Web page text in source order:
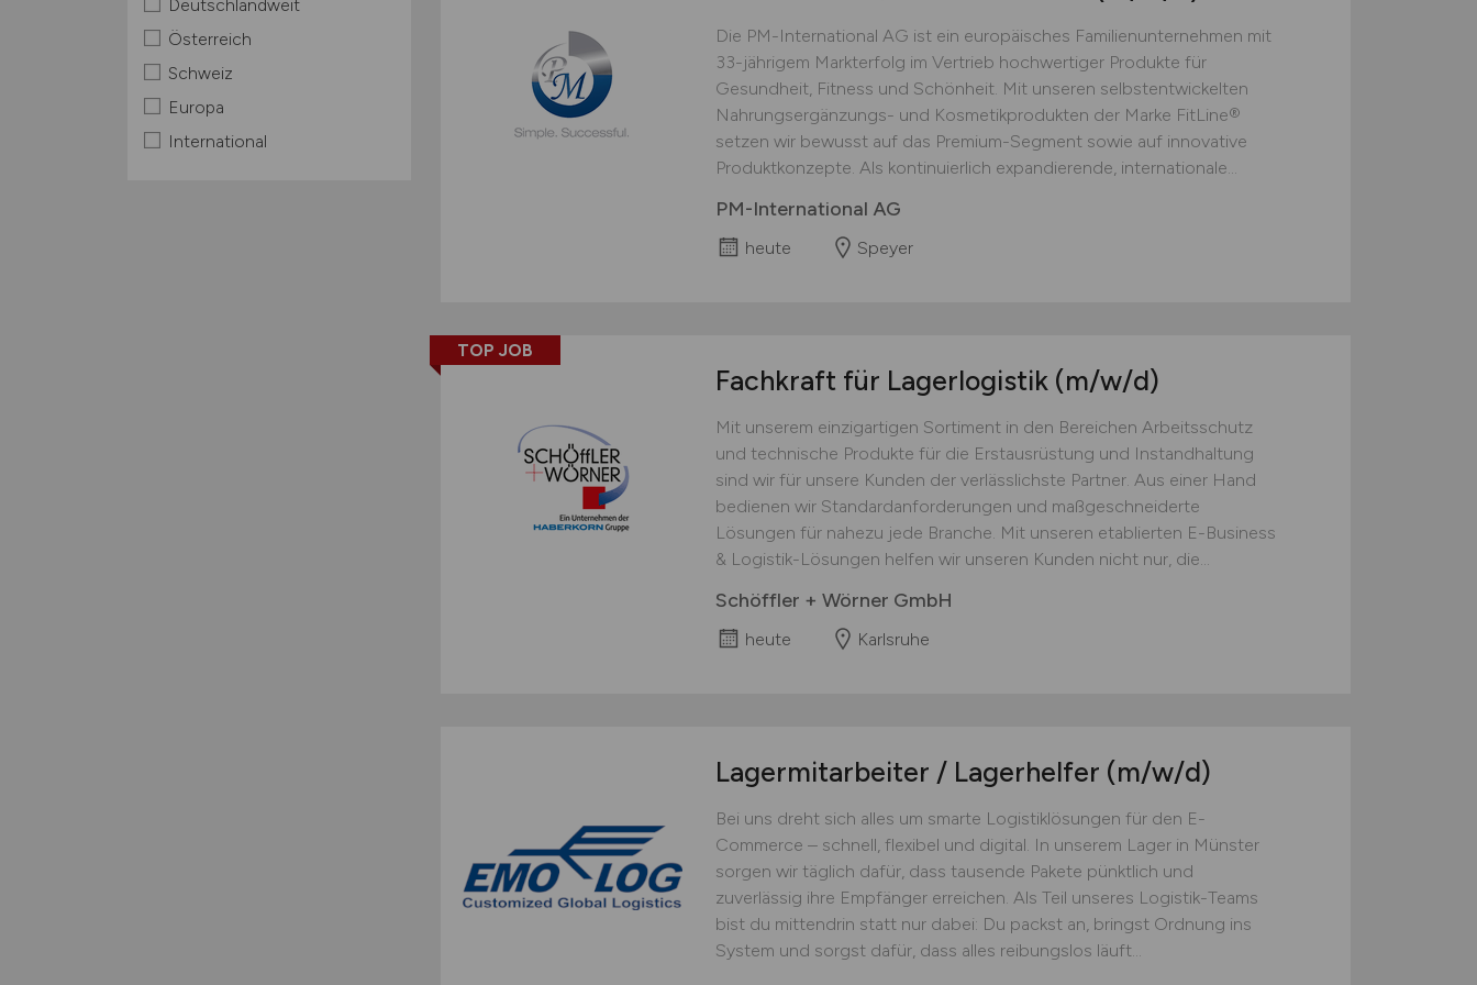
Deutschlandweit
Österreich
Schweiz
Europa
International
Die PM-International AG ist ein europäisches Familienunternehmen mit
33-jährigem Markterfolg im Vertrieb hochwertiger Produkte für
Gesundheit, Fitness und Schönheit. Mit unseren selbstentwickelten
Nahrungsergänzungs- und Kosmetikprodukten der Marke FitLine®
setzen wir bewusst auf das Premium-Segment sowie auf innovative
Produktkonzepte. Als kontinuierlich expandierende, internationale...
PM-International AG
heute Speyer
TOP JOB
Fachkraft für Lagerlogistik (m/w/d)
Mit unserem einzigartigen Sortiment in den Bereichen Arbeitsschutz
und technische Produkte für die Erstausrüstung und Instandhaltung
sind wir für unsere Kunden der verlässlichste Partner. Aus einer Hand
bedienen wir Standardanforderungen und maßgeschneiderte
Lösungen für nahezu jede Branche. Mit unseren etablierten E-Business
& Logistik-Lösungen helfen wir unseren Kunden nicht nur, die...
Schöffler + Wörner GmbH
heute Karlsruhe
Lagermitarbeiter / Lagerhelfer (m/w/d)
Bei uns dreht sich alles um smarte Logistiklösungen für den E-
Commerce – schnell, flexibel und digital. In unserem Lager in Münster
sorgen wir täglich dafür, dass tausende Pakete pünktlich und
zuverlässig ihre Empfänger erreichen. Als Teil unseres Logistik-Teams
bist du mittendrin statt nur dabei: Du packst an, bringst Ordnung ins
System und sorgst dafür, dass alles reibungslos läuft...